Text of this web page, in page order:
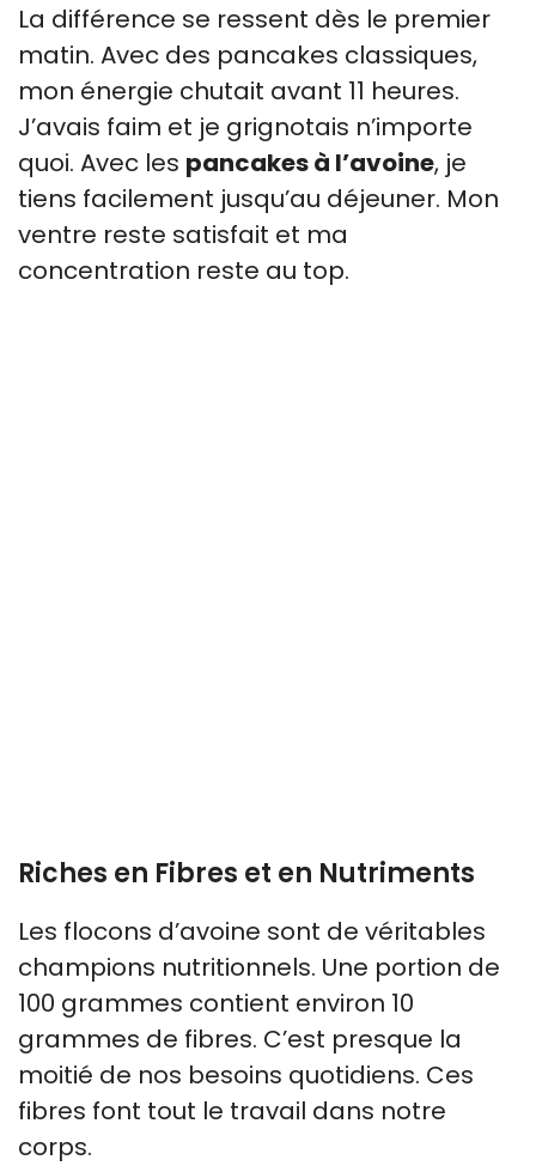
La différence se ressent dès le premier
matin. Avec des pancakes classiques,
mon énergie chutait avant 11 heures.
J’avais faim et je grignotais n’importe
quoi. Avec les pancakes à l’avoine, je
tiens facilement jusqu’au déjeuner. Mon
ventre reste satisfait et ma
concentration reste au top.
Riches en Fibres et en Nutriments
Les flocons d’avoine sont de véritables
champions nutritionnels. Une portion de
100 grammes contient environ 10
grammes de fibres. C’est presque la
moitié de nos besoins quotidiens. Ces
fibres font tout le travail dans notre
corps.